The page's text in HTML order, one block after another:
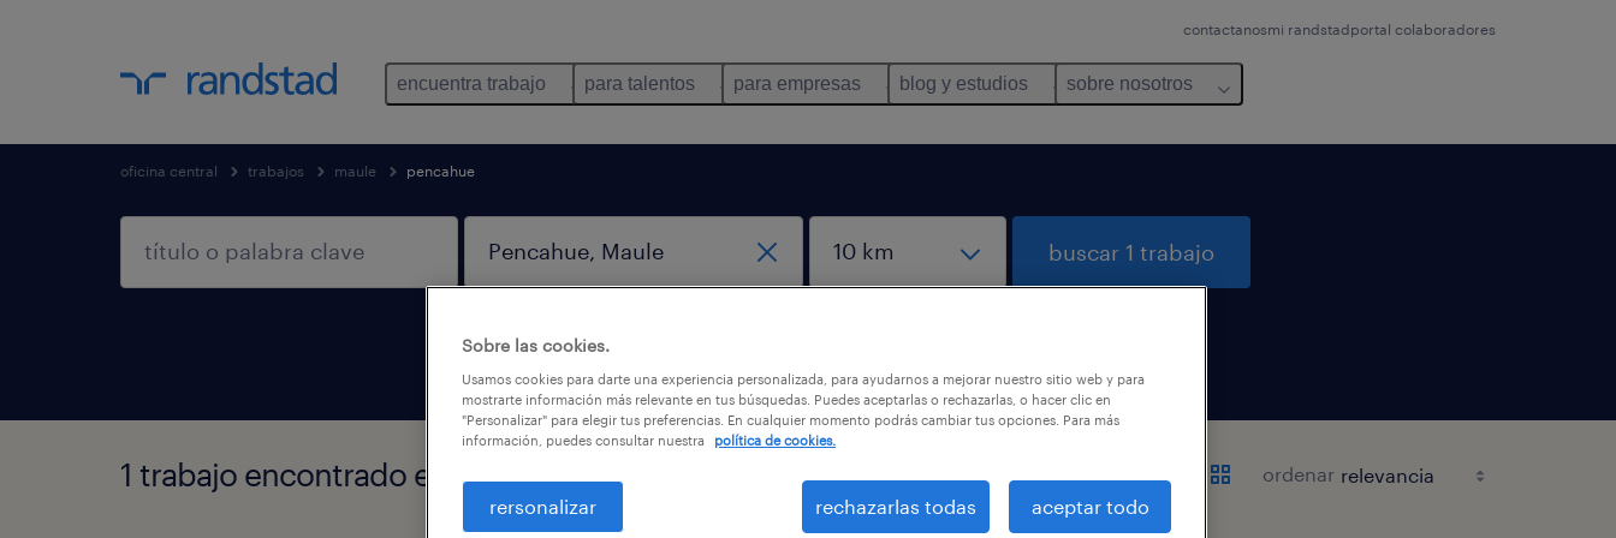
contactanosmi randstadportal colaboradores
encuentra trabajo para talentos para empresas blog y estudios sobre nosotros
oficina central trabajos maule pencahue
buscar 1 trabajo
1 trabajo encontrado en Pencahue, Maule ordenar
Sobre las cookies.
Usamos cookies para darte una experiencia personalizada, para ayudarnos a mejorar nuestro sitio web y para
mostrarte información más relevante en tus búsquedas. Puedes aceptarlas o rechazarlas, o hacer clic en
"Personalizar" para elegir tus preferencias. En cualquier momento podrás cambiar tus opciones. Para más
información, puedes consultar nuestra
política de cookies.
rersonalizar rechazarlas todas aceptar todo